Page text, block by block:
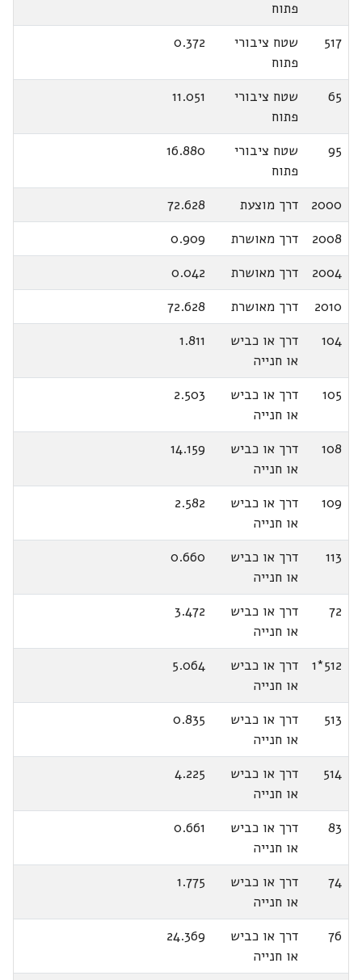
פתוח
517
שטח ציבורי
פתוח
0.372
65
שטח ציבורי
פתוח
11.051
95
שטח ציבורי
פתוח
16.880
2000 דרך מוצעת
72.628
2008
דרך מאושרת
0.909
2004
דרך מאושרת
0.042
2010
דרך מאושרת
72.628
104
דרך או כביש
או חנייה
1.811
105
דרך או כביש
או חנייה
2.503
108
דרך או כביש
או חנייה
14.159
109
דרך או כביש
או חנייה
2.582
113
דרך או כביש
או חנייה
0.660
72
דרך או כביש
או חנייה
3.472
512*1
דרך או כביש
או חנייה
5.064
513
דרך או כביש
או חנייה
0.835
514
דרך או כביש
או חנייה
4.225
83
דרך או כביש
או חנייה
0.661
74
דרך או כביש
או חנייה
1.775
76
דרך או כביש
או חנייה
24.369